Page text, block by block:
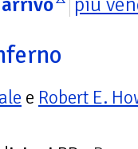
e Robert E.